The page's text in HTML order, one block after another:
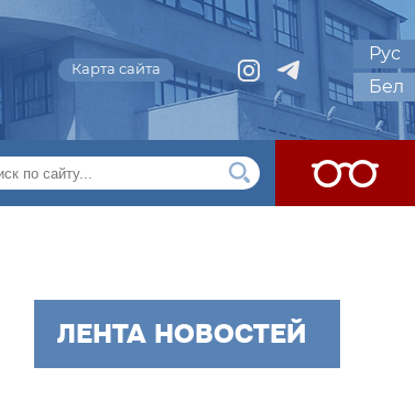
Карта сайта
Рус
Бел
ЛЕНТА НОВОСТЕЙ